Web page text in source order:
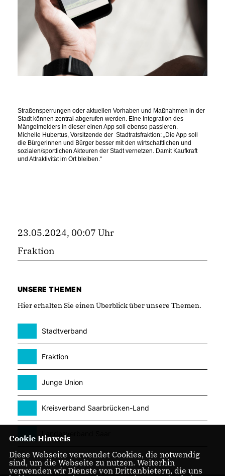
Straßensperrungen oder aktuellen Vorhaben und Maßnahmen in der
Stadt können zentral abgerufen werden. Eine Integration des
Mängelmelders in dieser einen App soll ebenso passieren.
Michelle Hubertus, Vorsitzende der  Stadtratsfraktion: „Die App soll
die Bürgerinnen und Bürger besser mit den wirtschaftlichen und
sozialen/sportlichen Akteuren der Stadt vernetzen. Damit Kaufkraft
und Attraktivität im Ort bleiben.“
23.05.2024, 00:07 Uhr
Fraktion
UNSERE THEMEN
Hier erhalten Sie einen Überblick über unsere Themen.
Stadtverband
Fraktion
Junge Union
Kreisverband Saarbrücken-Land
Landesverband Saar
Cookie Hinweis
Diese Webseite verwendet Cookies, die notwendig
sind, um die Webseite zu nutzen. Weiterhin
verwenden wir Dienste von Drittanbietern, die uns